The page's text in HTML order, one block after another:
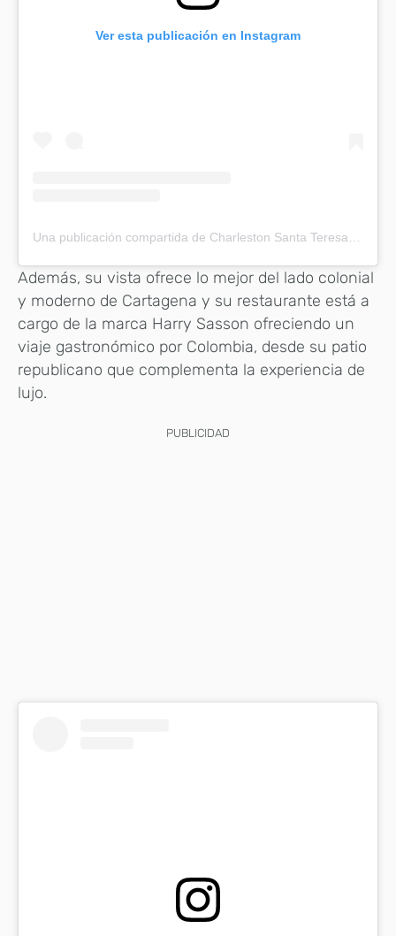
Ver esta publicación en Instagram
Además, su vista ofrece lo mejor del lado colonial
y moderno de Cartagena y su restaurante está a
cargo de la marca Harry Sasson ofreciendo un
viaje gastronómico por Colombia, desde su patio
republicano que complementa la experiencia de
lujo.
PUBLICIDAD